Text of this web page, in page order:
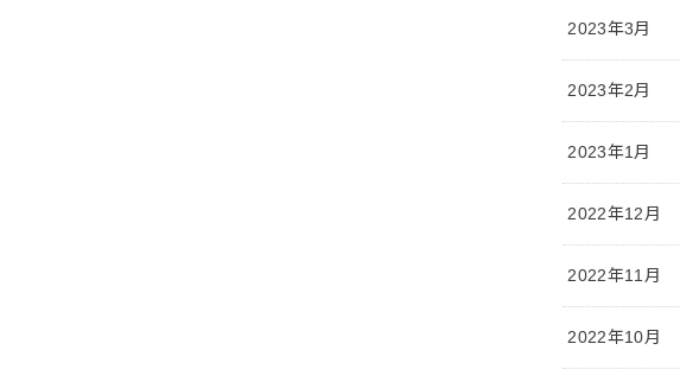
2023年3月
2023年2月
2023年1月
2022年12月
2022年11月
2022年10月